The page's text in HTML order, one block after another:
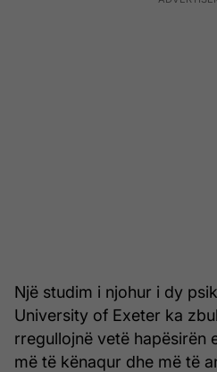
Një studim i njohur i dy
University of Exeter ka
rregullojnë vetë hapësirën
më të kënaqur dhe më të